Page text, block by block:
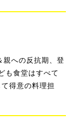
親への反抗期、登
も食堂はすべて
得意の料理担